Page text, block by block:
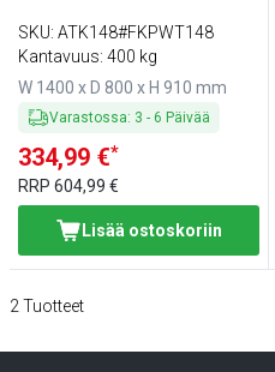
SKU: ATK148#FKPWT148
Kantavuus: 400 kg
W 1400 x D 800 x H 910 mm
Varastossa: 3 - 6 Päivää
334,99 €*
RRP 604,99 €
Lisää ostoskoriin
2 Tuotteet